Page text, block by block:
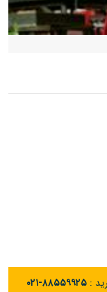
: ۰۲۱-۸۸۵۵۹۹۲۵